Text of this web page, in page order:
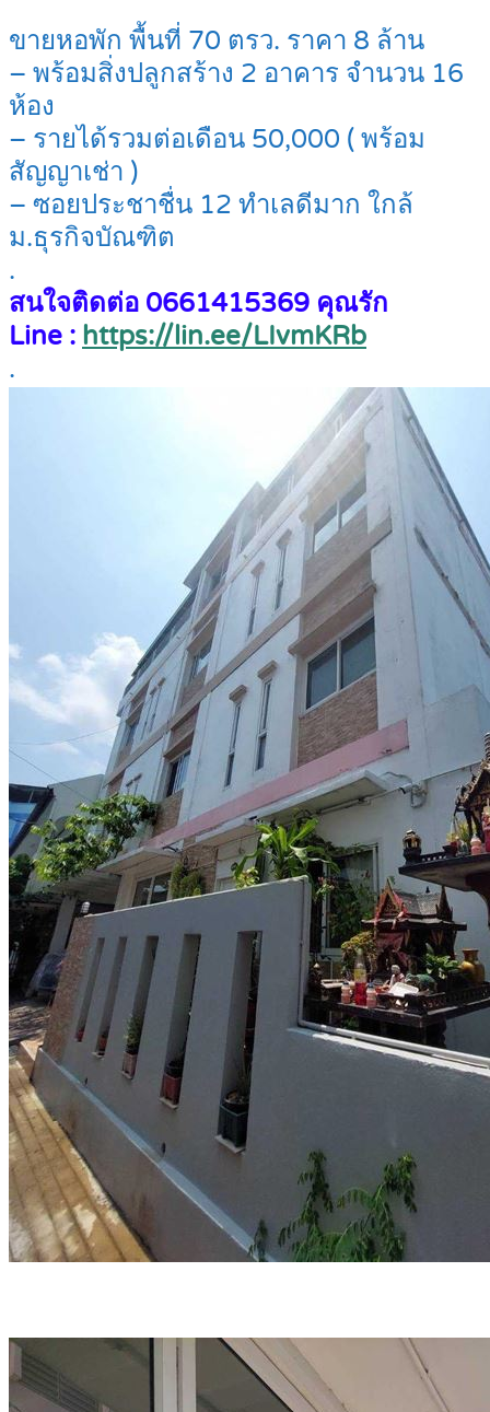
ขายหอพัก พื้นที่ 70 ตรว. ราคา 8 ล้าน
– พร้อมสิ่งปลูกสร้าง 2 อาคาร จำนวน 16
ห้อง
– รายได้รวมต่อเดือน 50,000 ( พร้อม
สัญญาเช่า )
– ซอยประชาชื่น 12 ทำเลดีมาก ใกล้
ม.ธุรกิจบัณฑิต
.
สนใจติดต่อ 0661415369 คุณรัก
Line : https://lin.ee/LIvmKRb
.